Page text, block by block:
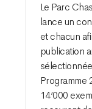
Le Parc
lance un
et chacun
publication
Programme
14’000